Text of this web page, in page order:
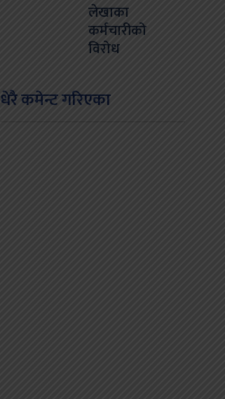
लेखाका
कर्मचारीको
विरोध
धेरै कमेन्ट गरिएका